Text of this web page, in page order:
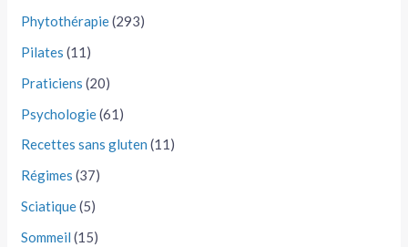
Phytothérapie(293)
Pilates (11)
Praticiens (20)
Psychologie(61)
Recettes sans gluten (11)
Régimes (37)
Sciatique(5)
Sommeil (15)